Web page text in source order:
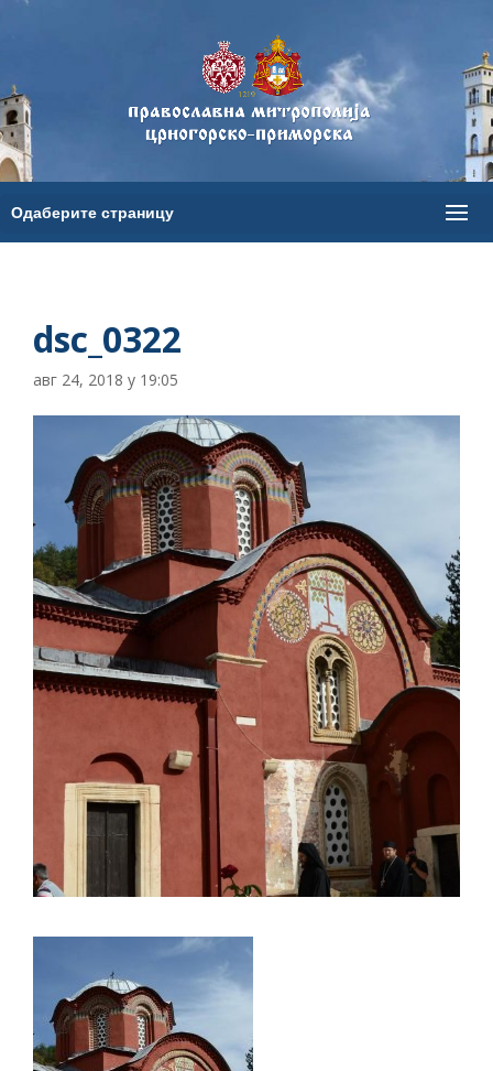
dsc_0322
авг 24, 2018 у 19:05